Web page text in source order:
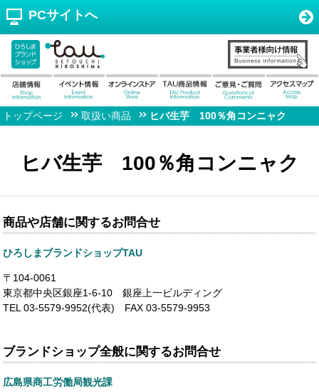
PCサイトへ
トップページ 取扱い商品 ヒバ生芋 100％角コンニャク
ヒバ生芋 100％角コンニャク
商品や店舗に関するお問合せ
ひろしまブランドショップTAU
〒104-0061
東京都中央区銀座1-6-10 銀座上一ビルディング
TEL 03-5579-9952(代表) FAX 03-5579-9953
ブランドショップ全般に関するお問合せ
広島県商工労働局観光課